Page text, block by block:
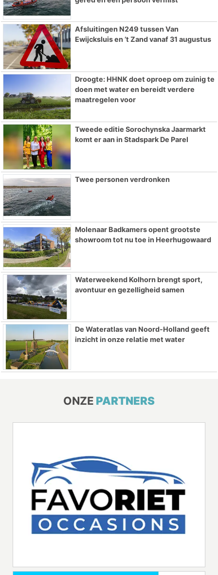
Afsluitingen N249 tussen Van
Ewijcksluis en ’t Zand vanaf 31 augustus
Droogte: HHNK doet oproep om zuinig te
doen met water en bereidt verdere
maatregelen voor
Tweede editie Sorochynska Jaarmarkt
komt er aan in Stadspark De Parel
Twee personen verdronken
Molenaar Badkamers opent grootste
showroom tot nu toe in Heerhugowaard
Waterweekend Kolhorn brengt sport,
avontuur en gezelligheid samen
De Wateratlas van Noord-Holland geeft
inzicht in onze relatie met water
ONZE PARTNERS